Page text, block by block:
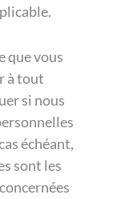
que vous
à tout
si nous
échéant,
sont les